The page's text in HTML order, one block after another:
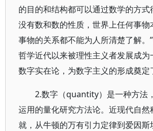
的目的和结构都可以通过数学的方式
没有数和数的性质，世界上任何事物
事物的关系都不能为人所清楚了解。
哲学近代以来被理性主义者发展成为
数字实在论，为数字主义的形成奠定
2.数字（quantity）是一种方法
运用的量化研究方法论。近现代自然
就，从牛顿的万有引力定律到爱因斯